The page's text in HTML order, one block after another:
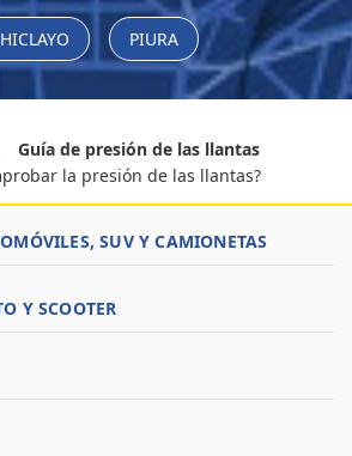
PIURA
Guía de presión de las llantas
la presión de las llantas?
SUV Y CAMIONETAS
Y SCOOTER